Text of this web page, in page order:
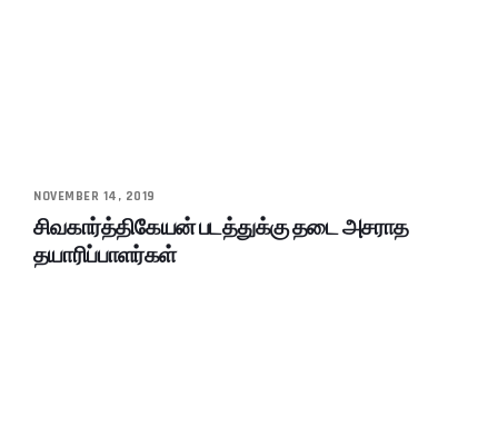
NOVEMBER 14, 2019
சிவகார்த்திகேயன் படத்துக்கு தடை அசராத
தயாரிப்பாளர்கள்